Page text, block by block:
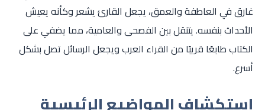
غارق في العاطفة والعمق، يجعل القارئ يشعر وكأنه يعيش
الأحداث بنفسه. يتنقل بين الفصحى والعامية، مما يضفي على
الكتاب طابعًا قريبًا من القراء العرب ويجعل الرسائل تصل بشكل
أسرع.
استكشاف المواضيع الرئيسية